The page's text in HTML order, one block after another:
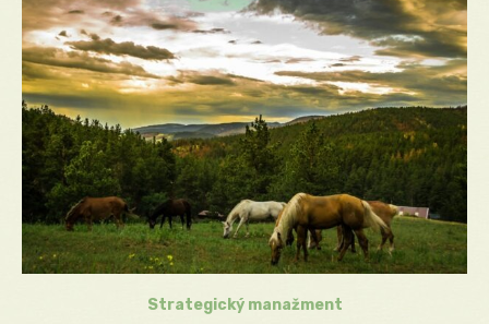
Strategický manažment